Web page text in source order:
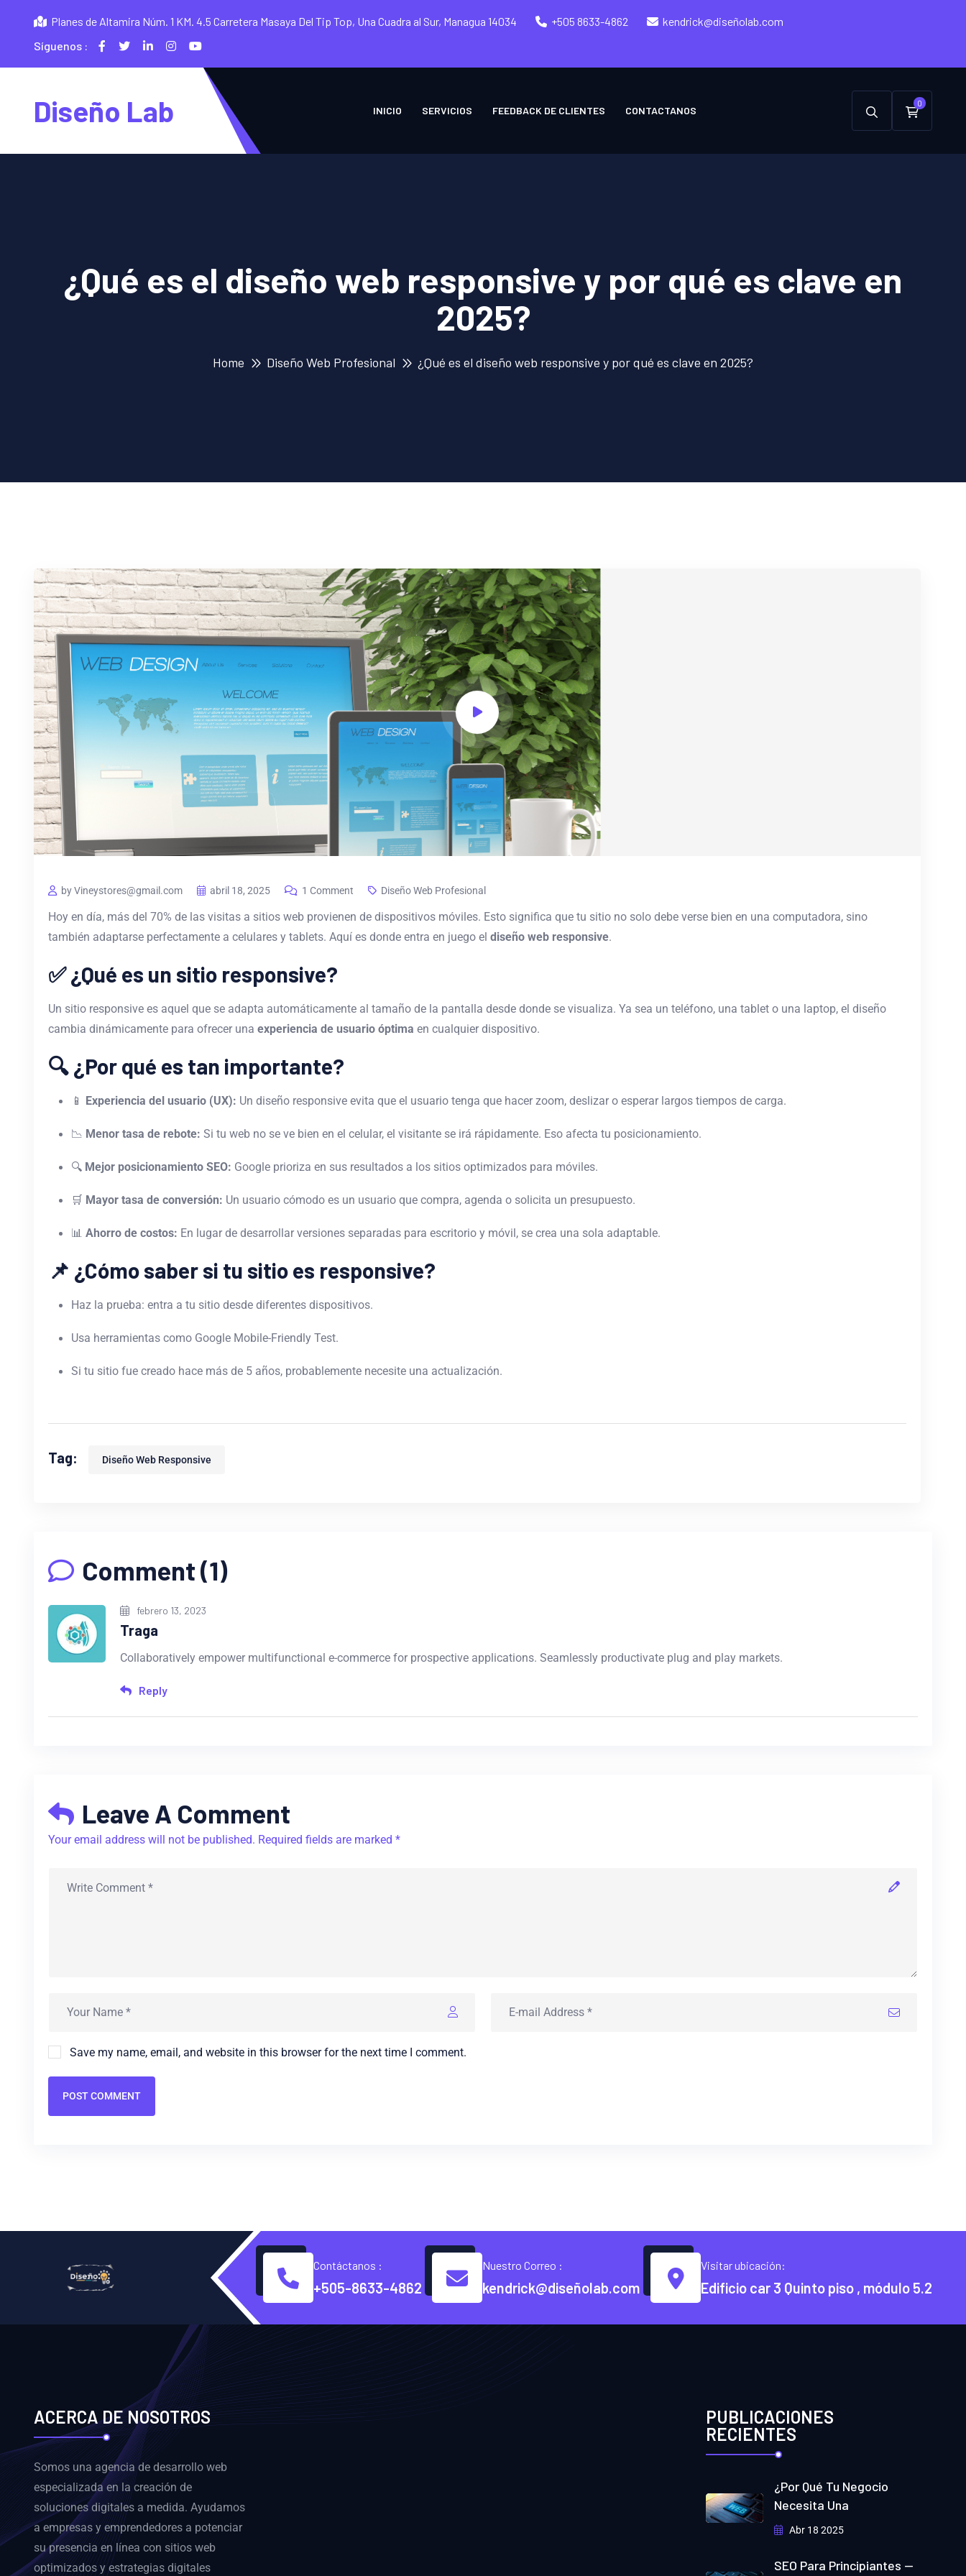
Planes de Altamira Núm. 1 KM. 4.5 Carretera Masaya Del Tip Top, Una Cuadra al Sur, Managua 14034 +505 8633-4862
kendrick@diseñolab.com
Síguenos :
Diseño Lab INICIO SERVICIOS FEEDBACK DE CLIENTES CONTACTANOS
0
¿Qué es el diseño web responsive y por qué es clave en
2025?
Home Diseño Web Profesional ¿Qué es el diseño web responsive y por qué es clave en 2025?
by Vineystores@gmail.com abril 18, 2025 1 Comment Diseño Web Profesional
Hoy en día, más del 70% de las visitas a sitios web provienen de dispositivos móviles. Esto significa que tu sitio no solo debe verse bien en una computadora, sino
también adaptarse perfectamente a celulares y tablets. Aquí es donde entra en juego el diseño web responsive.
✅ ¿Qué es un sitio responsive?
Un sitio responsive es aquel que se adapta automáticamente al tamaño de la pantalla desde donde se visualiza. Ya sea un teléfono, una tablet o una laptop, el diseño
cambia dinámicamente para ofrecer una experiencia de usuario óptima en cualquier dispositivo.
🔍 ¿Por qué es tan importante?
📱 Experiencia del usuario (UX): Un diseño responsive evita que el usuario tenga que hacer zoom, deslizar o esperar largos tiempos de carga.
📉 Menor tasa de rebote: Si tu web no se ve bien en el celular, el visitante se irá rápidamente. Eso afecta tu posicionamiento.
🔍 Mejor posicionamiento SEO: Google prioriza en sus resultados a los sitios optimizados para móviles.
🛒 Mayor tasa de conversión: Un usuario cómodo es un usuario que compra, agenda o solicita un presupuesto.
📊 Ahorro de costos: En lugar de desarrollar versiones separadas para escritorio y móvil, se crea una sola adaptable.
📌 ¿Cómo saber si tu sitio es responsive?
Haz la prueba: entra a tu sitio desde diferentes dispositivos.
Usa herramientas como Google Mobile-Friendly Test.
Si tu sitio fue creado hace más de 5 años, probablemente necesite una actualización.
Tag: Diseño Web Responsive
Comment (1)
febrero 13, 2023
Traga
Collaboratively empower multifunctional e-commerce for prospective applications. Seamlessly productivate plug and play markets.
Reply
Leave A Comment
Your email address will not be published. Required fields are marked *
Save my name, email, and website in this browser for the next time I comment.
POST COMMENT
Contáctanos :
+505-8633-4862
Nuestro Correo :
kendrick@diseñolab.com
Visitar ubicación:
Edificio car 3 Quinto piso , módulo 5.2
ACERCA DE NOSOTROS
Somos una agencia de desarrollo web
especializada en la creación de
soluciones digitales a medida. Ayudamos
a empresas y emprendedores a potenciar
su presencia en línea con sitios web
optimizados y estrategias digitales
PUBLICACIONES
RECIENTES
¿Por Qué Tu Negocio
Necesita Una
Abr 18 2025
SEO Para Principiantes —